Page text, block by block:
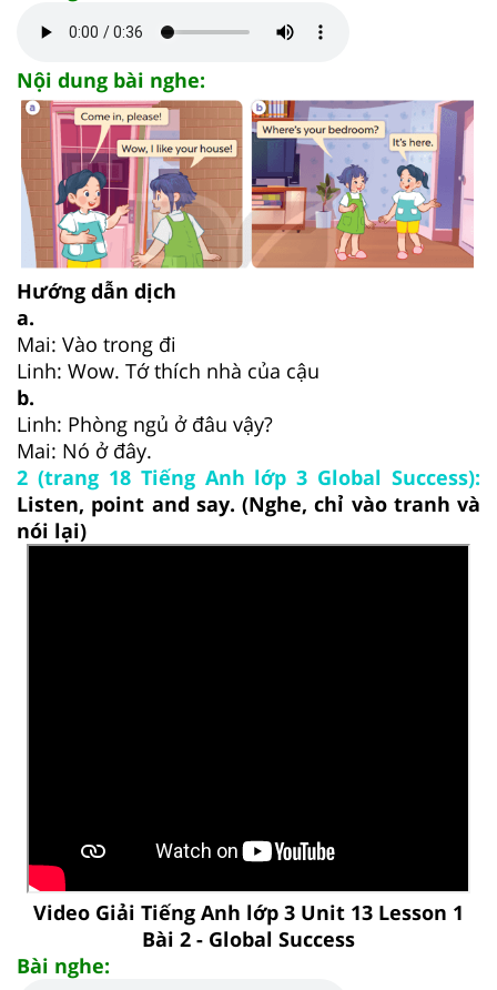
Nội dung bài nghe:
Hướng dẫn dịch
a.
Mai: Vào trong đi
Linh: Wow. Tớ thích nhà của cậu
b.
Linh: Phòng ngủ ở đâu vậy?
Mai: Nó ở đây.
2 (trang 18 Tiếng Anh lớp 3 Global Success):
Listen, point and say. (Nghe, chỉ vào tranh và
nói lại)
Video Giải Tiếng Anh lớp 3 Unit 13 Lesson 1
Bài 2 - Global Success
Bài nghe: